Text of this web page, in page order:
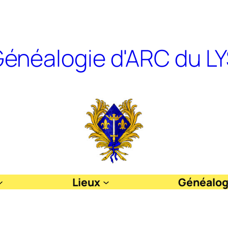
d'ARC du
Lieux